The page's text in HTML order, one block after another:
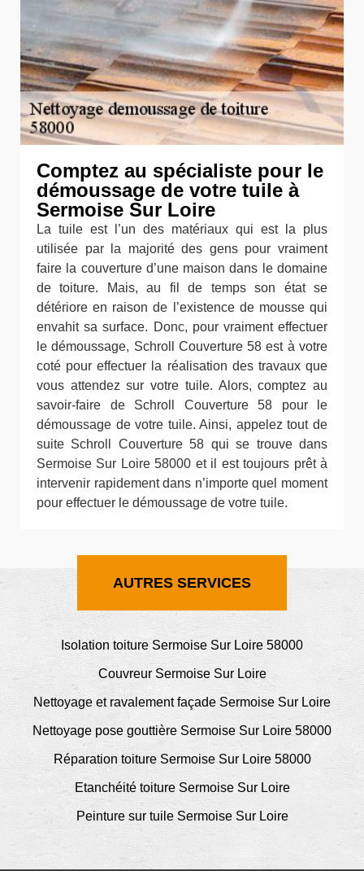
Comptez au spécialiste pour le
démoussage de votre tuile à
Sermoise Sur Loire
La tuile est l’un des matériaux qui est la plus
utilisée par la majorité des gens pour vraiment
faire la couverture d’une maison dans le domaine
de toiture. Mais, au fil de temps son état se
détériore en raison de l’existence de mousse qui
envahit sa surface. Donc, pour vraiment effectuer
le démoussage, Schroll Couverture 58 est à votre
coté pour effectuer la réalisation des travaux que
vous attendez sur votre tuile. Alors, comptez au
savoir-faire de Schroll Couverture 58 pour le
démoussage de votre tuile. Ainsi, appelez tout de
suite Schroll Couverture 58 qui se trouve dans
Sermoise Sur Loire 58000 et il est toujours prêt à
intervenir rapidement dans n’importe quel moment
pour effectuer le démoussage de votre tuile.
AUTRES SERVICES
Isolation toiture Sermoise Sur Loire 58000
Couvreur Sermoise Sur Loire
Nettoyage et ravalement façade Sermoise Sur Loire
Nettoyage pose gouttière Sermoise Sur Loire 58000
Réparation toiture Sermoise Sur Loire 58000
Etanchéité toiture Sermoise Sur Loire
Peinture sur tuile Sermoise Sur Loire